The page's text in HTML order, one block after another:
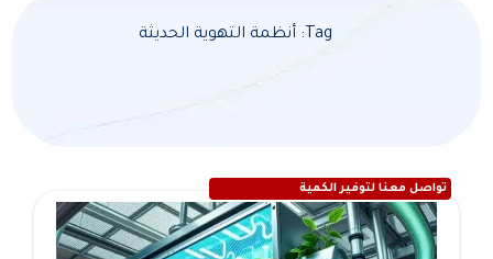
Tag: أنظمة التهوية الحديثة
تواصل معنا لتوفير الكمية